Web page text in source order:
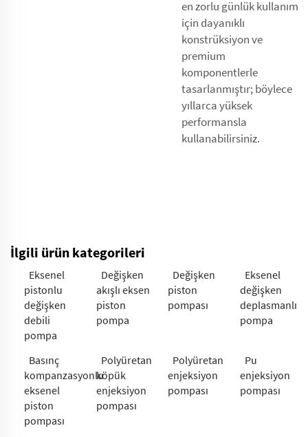
en zorlu günlük kullanım
için dayanıklı
konstrüksiyon ve
premium
komponentlerle
tasarlanmıştır; böylece
yıllarca yüksek
performansla
kullanabilirsiniz.
İlgili ürün kategorileri
Eksenel
pistonlu
değişken
debili
pompa
Değişken
akışlı eksen
piston
pompa
Değişken
piston
pompası
Eksenel
değişken
deplasmanlı
pompa
Basınç
kompanzasyonlu
eksenel
piston
pompası
Polyüretan
köpük
enjeksiyon
pompası
Polyüretan
enjeksiyon
pompası
Pu
enjeksiyon
pompası